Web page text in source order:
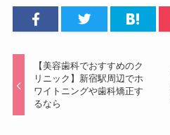
【美容歯科でおすすめのク
リニック】新宿駅周辺でホ
ワイトニングや歯科矯正す
るなら